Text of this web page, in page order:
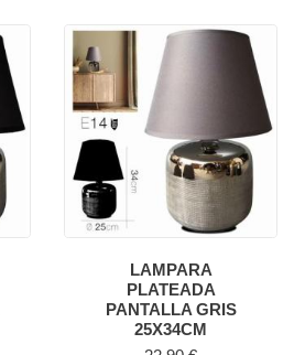
LAMPARA
PLATEADA
PANTALLA GRIS
25X34CM